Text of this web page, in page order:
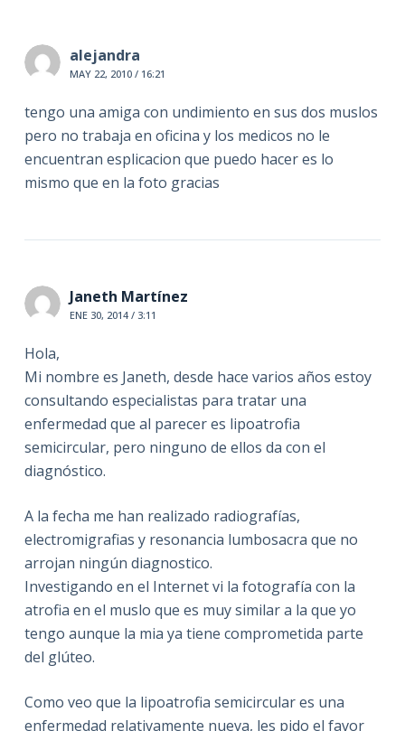
alejandra
MAY 22, 2010 / 16:21
tengo una amiga con undimiento en sus dos muslos
pero no trabaja en oficina y los medicos no le
encuentran esplicacion que puedo hacer es lo
mismo que en la foto gracias
Janeth Martínez
ENE 30, 2014 / 3:11
Hola,
Mi nombre es Janeth, desde hace varios años estoy
consultando especialistas para tratar una
enfermedad que al parecer es lipoatrofia
semicircular, pero ninguno de ellos da con el
diagnóstico.
A la fecha me han realizado radiografías,
electromigrafias y resonancia lumbosacra que no
arrojan ningún diagnostico.
Investigando en el Internet vi la fotografía con la
atrofia en el muslo que es muy similar a la que yo
tengo aunque la mia ya tiene comprometida parte
del glúteo.
Como veo que la lipoatrofia semicircular es una
enfermedad relativamente nueva, les pido el favor